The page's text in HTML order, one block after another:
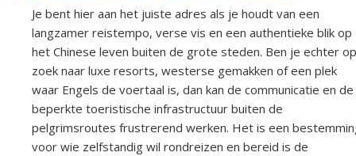
Je bent hier aan het juiste adres als je houdt van een
langzamer reistempo, verse vis en een authentieke blik op
het Chinese leven buiten de grote steden. Ben je echter op
zoek naar luxe resorts, westerse gemakken of een plek
waar Engels de voertaal is, dan kan de communicatie en de
beperkte toeristische infrastructuur buiten de
pelgrimsroutes frustrerend werken. Het is een
voor wie zelfstandig wil rondreizen en bereid is de